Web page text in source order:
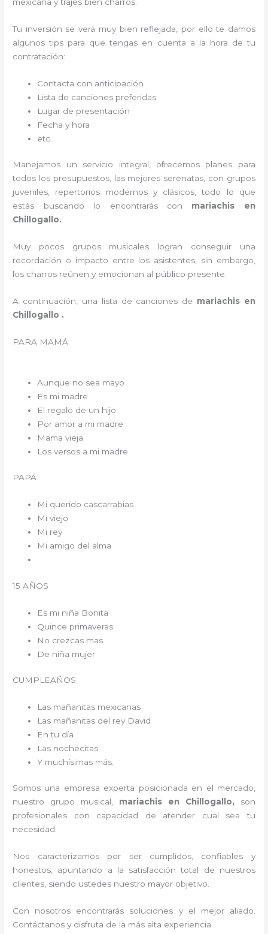
Tu inversión se verá muy bien reflejada, por ello te damos
algunos tips para que tengas en cuenta a la hora de tu
contratación:
Contacta con anticipación
Lista de canciones preferidas
Lugar de presentación
Fecha y hora
etc.
Manejamos un servicio integral, ofrecemos planes para
todos los presupuestos, las mejores serenatas, con grupos
juveniles, repertorios modernos y clásicos, todo lo que
estás buscando lo encontrarás con mariachis en
Chillogallo.
Muy pocos grupos musicales logran conseguir una
recordación o impacto entre los asistentes, sin embargo,
los charros reúnen y emocionan al público presente.
A continuación, una lista de canciones de mariachis en
Chillogallo .
PARA MAMÁ
Aunque no sea mayo
Es mi madre
El regalo de un hijo
Por amor a mi madre
Mama vieja
Los versos a mi madre
PAPÁ
Mi querido cascarrabias
Mi viejo
Mi rey
Mi amigo del alma
15 AÑOS
Es mi niña Bonita
Quince primaveras
No crezcas mas
De niña mujer
CUMPLEAÑOS
Las mañanitas mexicanas
Las mañanitas del rey David
En tu día
Las nochecitas
Y muchísimas más.
Somos una empresa experta posicionada en el mercado,
nuestro grupo musical, mariachis en Chillogallo, son
profesionales con capacidad de atender cual sea tu
necesidad.
Nos caracterizamos por ser cumplidos, confiables y
honestos, apuntando a la satisfacción total de nuestros
clientes, siendo ustedes nuestro mayor objetivo.
Con nosotros encontrarás soluciones y el mejor aliado.
Contáctanos y disfruta de la más alta experiencia.